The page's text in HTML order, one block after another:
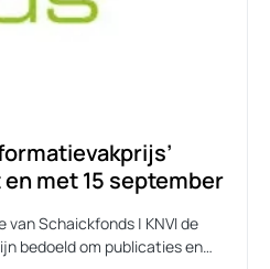
met 15 september
Schaickfonds | KNVI de
bedoeld om publicaties en…